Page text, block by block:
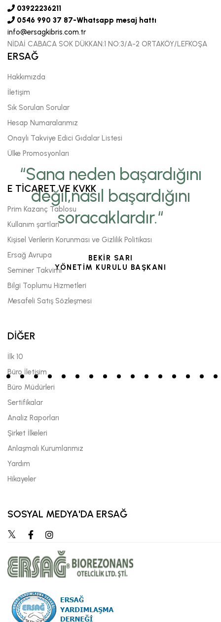
“Sana neden başardığını
değil,nasıl başardığını
soracaklardır.“
BEKİR SARI
YÖNETİM KURULU BAŞKANI
03922236211
0546 990 37 87-Whatsapp mesaj hattı
info@ersagkibris.com.tr
NİDAİ CABACA SOK DÜKKAN:1 NO:3/A-2 ORTAKÖY/LEFKOŞA
ERSAĞ
Hakkımızda
İletişim
Sık Sorulan Sorular
Hesap Numaralarımız
Onaylı Takviye Edici Gıdalar Listesi
Ülke Promosyonları
E TİCARET VE KVKK
Prim Kazanç Tablosu
Kullanım şartları
Kişisel Verilerin Korunması ve Gizlilik Politikası
Ersağ Avrupa
Seminer Takvimi
Bilgi Toplumu Hizmetleri
Mesafeli Satış Sözleşmesi
DİĞER
İlk 10
Büro İletişim
Büro Müdürleri
Sertifikalar
Analiz Raporları
Şirket İlkeleri
Anlaşmalı Kurumlarımız
Yardım
Hikayeler
SOSYAL MEDYA'DA ERSAĞ